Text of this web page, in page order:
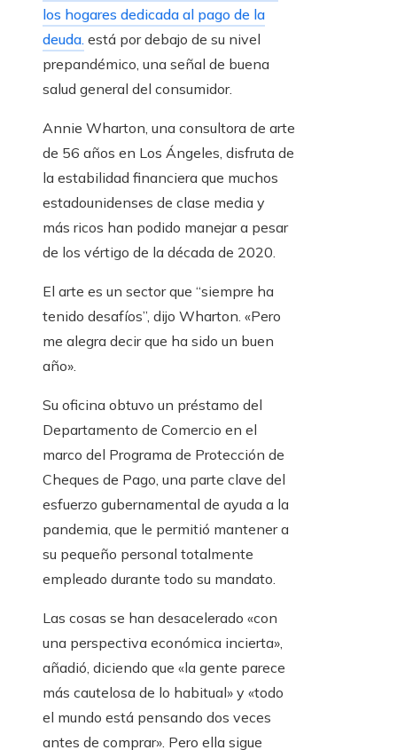
los hogares dedicada al pago de la
deuda. está por debajo de su nivel
prepandémico, una señal de buena
salud general del consumidor.
Annie Wharton, una consultora de arte
de 56 años en Los Ángeles, disfruta de
la estabilidad financiera que muchos
estadounidenses de clase media y
más ricos han podido manejar a pesar
de los vértigo de la década de 2020.
El arte es un sector que “siempre ha
tenido desafíos”, dijo Wharton. «Pero
me alegra decir que ha sido un buen
año».
Su oficina obtuvo un préstamo del
Departamento de Comercio en el
marco del Programa de Protección de
Cheques de Pago, una parte clave del
esfuerzo gubernamental de ayuda a la
pandemia, que le permitió mantener a
su pequeño personal totalmente
empleado durante todo su mandato.
Las cosas se han desacelerado «con
una perspectiva económica incierta»,
añadió, diciendo que «la gente parece
más cautelosa de lo habitual» y «todo
el mundo está pensando dos veces
antes de comprar». Pero ella sigue